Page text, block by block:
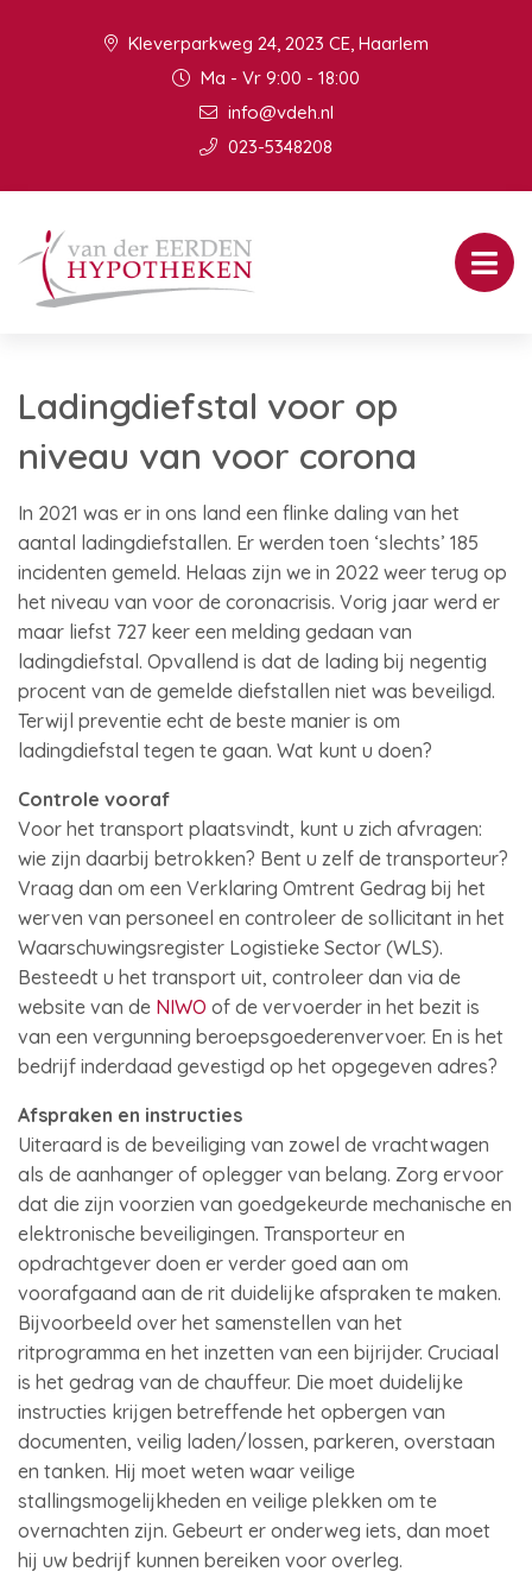
Kleverparkweg 24, 2023 CE, Haarlem
Ma - Vr 9:00 - 18:00
info@vdeh.nl
023-5348208
Ladingdiefstal voor op
niveau van voor corona
In 2021 was er in ons land een flinke daling van het
aantal ladingdiefstallen. Er werden toen ‘slechts’ 185
incidenten gemeld. Helaas zijn we in 2022 weer terug op
het niveau van voor de coronacrisis. Vorig jaar werd er
maar liefst 727 keer een melding gedaan van
ladingdiefstal. Opvallend is dat de lading bij negentig
procent van de gemelde diefstallen niet was beveiligd.
Terwijl preventie echt de beste manier is om
ladingdiefstal tegen te gaan. Wat kunt u doen?
Controle vooraf
Voor het transport plaatsvindt, kunt u zich afvragen:
wie zijn daarbij betrokken? Bent u zelf de transporteur?
Vraag dan om een Verklaring Omtrent Gedrag bij het
werven van personeel en controleer de sollicitant in het
Waarschuwingsregister Logistieke Sector (WLS).
Besteedt u het transport uit, controleer dan via de
website van de NIWO of de vervoerder in het bezit is
van een vergunning beroepsgoederenvervoer. En is het
bedrijf inderdaad gevestigd op het opgegeven adres?
Afspraken en instructies
Uiteraard is de beveiliging van zowel de vrachtwagen
als de aanhanger of oplegger van belang. Zorg ervoor
dat die zijn voorzien van goedgekeurde mechanische en
elektronische beveiligingen. Transporteur en
opdrachtgever doen er verder goed aan om
voorafgaand aan de rit duidelijke afspraken te maken.
Bijvoorbeeld over het samenstellen van het
ritprogramma en het inzetten van een bijrijder. Cruciaal
is het gedrag van de chauffeur. Die moet duidelijke
instructies krijgen betreffende het opbergen van
documenten, veilig laden/lossen, parkeren, overstaan
en tanken. Hij moet weten waar veilige
stallingsmogelijkheden en veilige plekken om te
overnachten zijn. Gebeurt er onderweg iets, dan moet
hij uw bedrijf kunnen bereiken voor overleg.